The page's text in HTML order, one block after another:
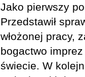
Jako pierwszy
Przedstawił
włożonej pracy,
bogactwo
świecie. W